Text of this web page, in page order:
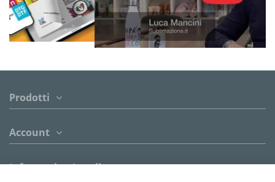
Prodotti
Account
Informazion Legali